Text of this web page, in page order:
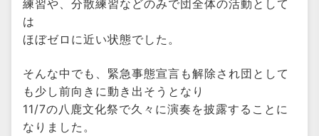
練習や、分散練習などのみで団全体の活動として
は
ほぼゼロに近い状態でした。
そんな中でも、緊急事態宣言も解除され団として
も少し前向きに動き出そうとなり
11/7の八鹿文化祭で久々に演奏を披露することに
なりました。